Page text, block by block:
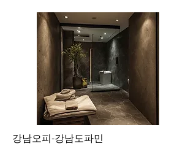
강남오피-강남도파민